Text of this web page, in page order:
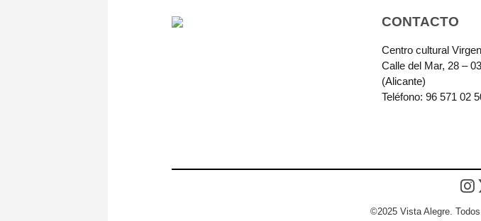
CONTACTO
Centro cultural
Calle del Mar, 28 –
(Alicante)
Teléfono: 96 571 02
©2025 Vista Alegre.